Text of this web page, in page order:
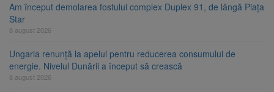
Am început demolarea fostului complex Duplex 91, de lângă Piața
Star
8 august 2026
Ungaria renunță la apelul pentru reducerea consumului de
energie. Nivelul Dunării a început să crească
8 august 2026